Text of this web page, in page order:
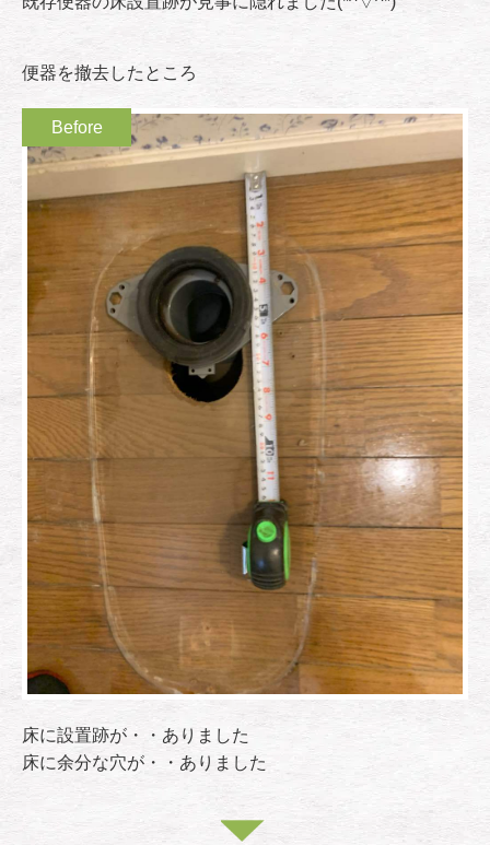
便器を撤去したところ
Before
床に設置跡が・・ありました
床に余分な穴が・・ありました